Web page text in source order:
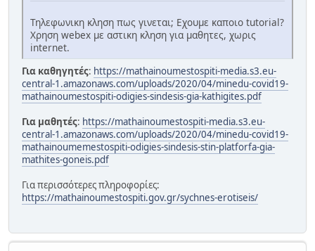
Τηλεφωνικη κληση πως γινεται; Εχουμε καποιο tutorial?
Χρηση webex με αστικη κληση για μαθητες, χωρις
internet.
Για καθηγητές: https://mathainoumestospiti-media.s3.eu-
central-1.amazonaws.com/uploads/2020/04/minedu-covid19-
mathainoumestospiti-odigies-sindesis-gia-kathigites.pdf
Για μαθητές: https://mathainoumestospiti-media.s3.eu-
central-1.amazonaws.com/uploads/2020/04/minedu-covid19-
mathainoumemestospiti-odigies-sindesis-stin-platforfa-gia-
mathites-goneis.pdf
Για περισσότερες πληροφορίες:
https://mathainoumestospiti.gov.gr/sychnes-erotiseis/